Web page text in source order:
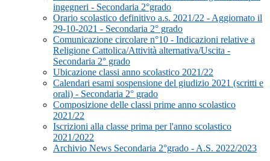
ingegneri - Secondaria 2°grado
Orario scolastico definitivo a.s. 2021/22 - Aggiornato il
29-10-2021 - Secondaria 2° grado
Comunicazione circolare n°10 - Indicazioni relative a
Religione Cattolica/Attività alternativa/Uscita -
Secondaria 2° grado
Ubicazione classi anno scolastico 2021/22
Calendari esami sospensione del giudizio 2021 (scritti e
orali) - Secondaria 2° grado
Composizione delle classi prime anno scolastico
2021/22
Iscrizioni alla classe prima per l'anno scolastico
2021/2022
Archivio News Secondaria 2°grado - A.S. 2022/2023